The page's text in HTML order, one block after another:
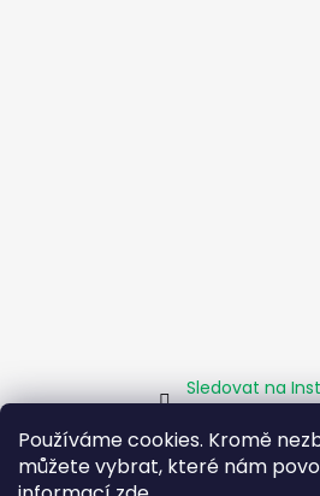
Používáme cookies. Kromě
můžete vybrat, které nám
Sledovat na
Homepage Obchodní